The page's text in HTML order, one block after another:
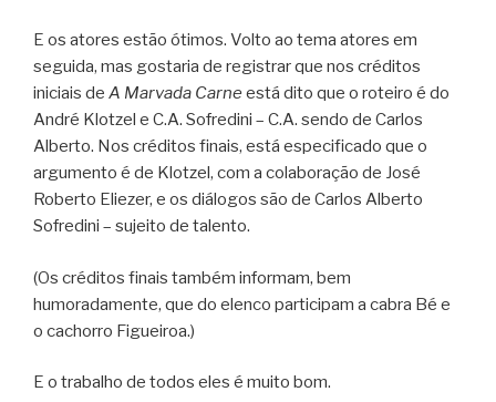
E os atores estão ótimos. Volto ao tema atores em
seguida, mas gostaria de registrar que nos créditos
iniciais de A Marvada Carne está dito que o roteiro é do
André Klotzel e C.A. Sofredini – C.A. sendo de Carlos
Alberto. Nos créditos finais, está especificado que o
argumento é de Klotzel, com a colaboração de José
Roberto Eliezer, e os diálogos são de Carlos Alberto
Sofredini – sujeito de talento.
(Os créditos finais também informam, bem
humoradamente, que do elenco participam a cabra Bé e
o cachorro Figueiroa.)
E o trabalho de todos eles é muito bom.